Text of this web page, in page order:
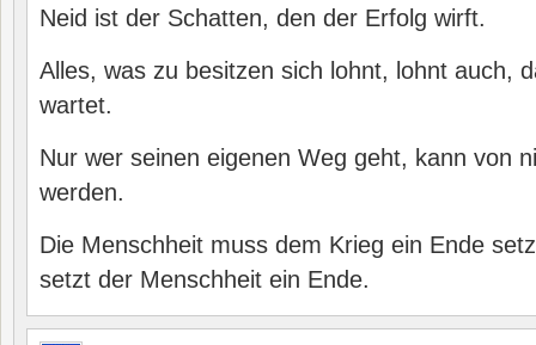
Neid ist der Schatten, den der Erfolg wirft.
Alles, was zu besitzen sich lohnt, lohnt auch,
wartet.
Nur wer seinen eigenen Weg geht, kann von
werden.
Die Menschheit muss dem Krieg ein Ende
setzt der Menschheit ein Ende.